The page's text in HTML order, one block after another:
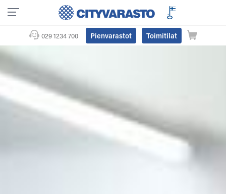
029 1234 700 Pienvarastot Toimitilat